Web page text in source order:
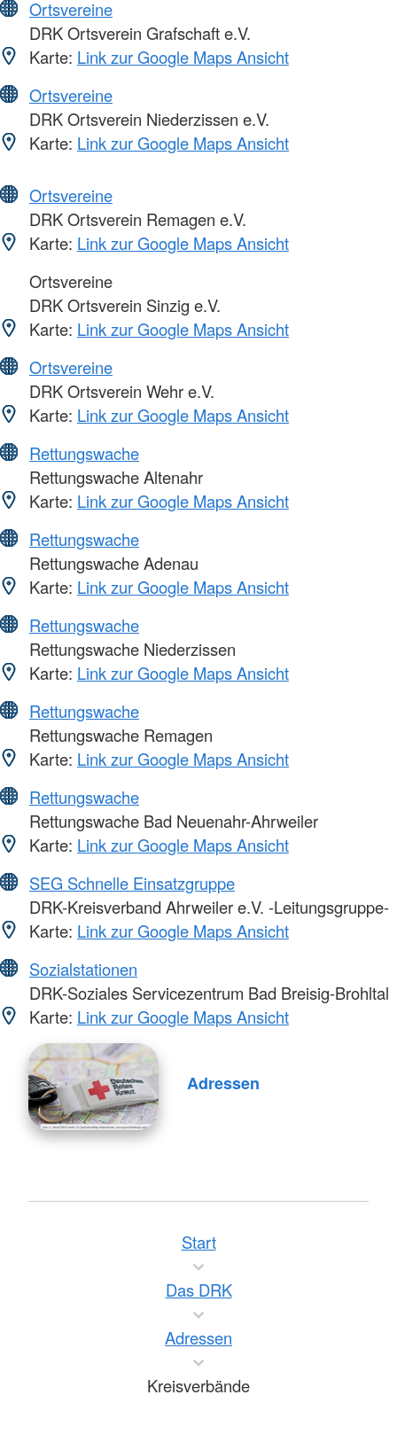
Ortsvereine
DRK Ortsverein Grafschaft e.V.
Karte: Link zur Google Maps Ansicht
Ortsvereine
DRK Ortsverein Niederzissen e.V.
Karte: Link zur Google Maps Ansicht
Ortsvereine
DRK Ortsverein Remagen e.V.
Karte: Link zur Google Maps Ansicht
Ortsvereine
DRK Ortsverein Sinzig e.V.
Karte: Link zur Google Maps Ansicht
Ortsvereine
DRK Ortsverein Wehr e.V.
Karte: Link zur Google Maps Ansicht
Rettungswache
Rettungswache Altenahr
Karte: Link zur Google Maps Ansicht
Rettungswache
Rettungswache Adenau
Karte: Link zur Google Maps Ansicht
Rettungswache
Rettungswache Niederzissen
Karte: Link zur Google Maps Ansicht
Rettungswache
Rettungswache Remagen
Karte: Link zur Google Maps Ansicht
Rettungswache
Rettungswache Bad Neuenahr-Ahrweiler
Karte: Link zur Google Maps Ansicht
SEG Schnelle Einsatzgruppe
DRK-Kreisverband Ahrweiler e.V. -Leitungsgruppe-
Karte: Link zur Google Maps Ansicht
Sozialstationen
DRK-Soziales Servicezentrum Bad Breisig-Brohltal
Karte: Link zur Google Maps Ansicht
Adressen
Start
Das DRK
Adressen
Kreisverbände